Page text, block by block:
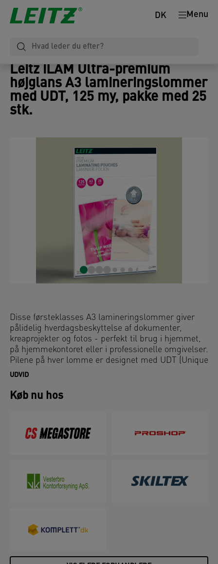
Menu
DK
Leitz iLAM Ultra-premium
højglans A3 lamineringslommer
med UDT, 125 my, pakke med 25
stk.
Disse førsteklasses A3 lamineringslommer giver
pålidelig hverdagsbeskyttelse af dokumenter,
kreaprojekter og fotos - perfekt til brug i hjemmet,
på hjemmekontoret eller i professionelle omgivelser.
Pilene på hver lomme er designet med UDT (Unique
Direction Technology) og sikrer, at lommerne føres
overflade gør farverne mere levende, mens de
lamineringsmaskiner og giver langvarig beskyttelse
UDVID
Køb nu hos